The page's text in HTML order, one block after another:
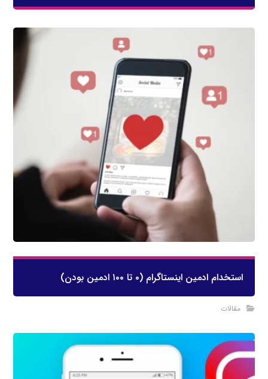
استخدام ادمین اینستاگرام (۰ تا ۱۰۰ ادمین بودن)
مقالات